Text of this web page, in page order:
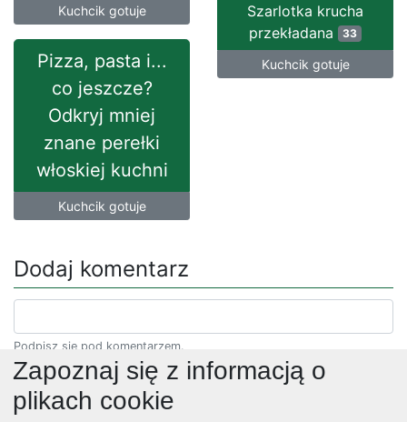
Szarlotka krucha
przekładana 33
Kuchcik gotuje
Kuchcik gotuje
Pizza, pasta i...
co jeszcze?
Odkryj mniej
znane perełki
włoskiej kuchni
Kuchcik gotuje
Dodaj komentarz
Podpisz się pod komentarzem.
Zapoznaj się z informacją o
plikach cookie